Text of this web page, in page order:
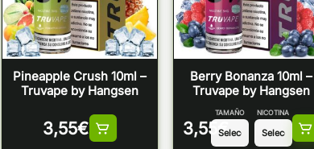
Pineapple Crush 10ml –
Truvape by Hangsen
3,55€
Berry Bonanza 10ml –
Truvape by Hangsen
3,55 €
TAMAÑO NICOTINA